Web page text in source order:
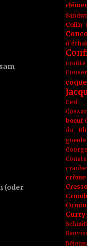
(oder
Colin
croûte
Cerf
boeuf
du
gueule
Cumin
Curry